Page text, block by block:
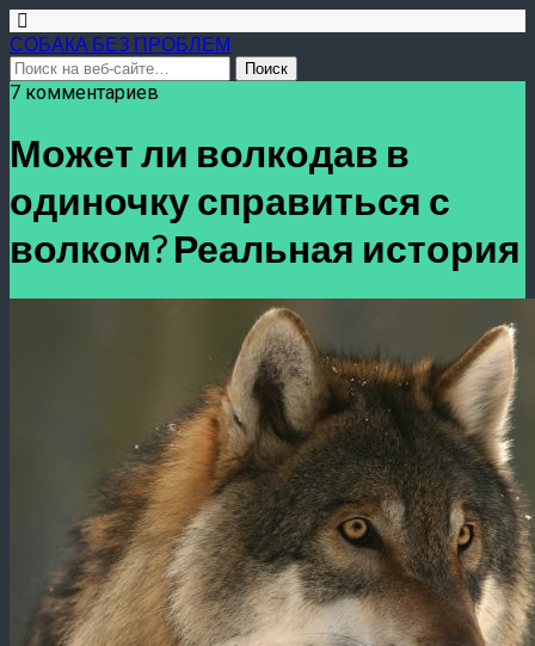
СОБАКА БЕЗ ПРОБЛЕМ
7 комментариев
Может ли волкодав в
одиночку справиться с
волком? Реальная история